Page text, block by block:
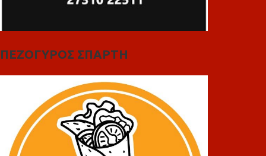
ΠΕΖΟΓΥΡΟΣ ΣΠΑΡΤΗ